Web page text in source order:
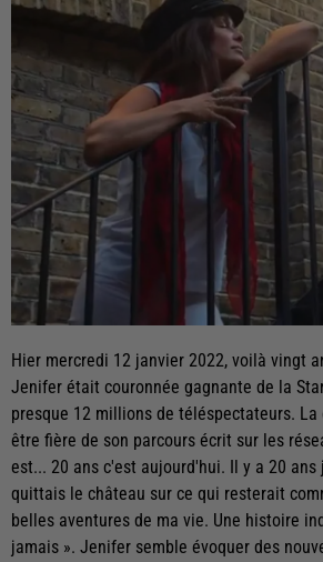
Hier mercredi 12 janvier 2022, voilà vingt
Jenifer était couronnée gagnante de la
presque 12 millions de téléspectateurs.
être fière de son parcours écrit sur les
est... 20 ans c'est aujourd'hui. Il y a 20 ans
quittais le château sur ce qui resterait
belles aventures de ma vie. Une histoire
jamais ». Jenifer semble évoquer des